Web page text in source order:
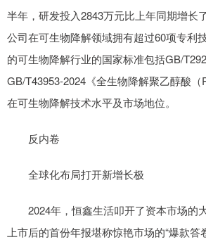
半年，研发投入2843万元比上年同期增长
公司在可生物降解领域拥有超过60项专利
的可生物降解行业的国家标准包括GB/
GB/T43953-2024《全生物降解聚乙醇酸
在可生物降解技术水平及市场地位。
反内卷
全球化布局打开新增长极
2024年，恒鑫生活叩开了资本市场的
上市后的首份年报堪称惊艳市场的“爆款答